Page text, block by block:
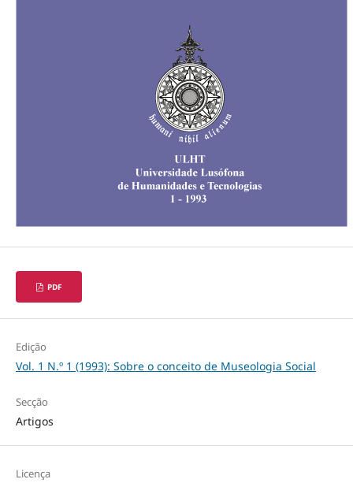
PDF
Edição
Vol. 1 N.º 1 (1993): Sobre o conceito de Museologia Social
Secção
Artigos
Licença